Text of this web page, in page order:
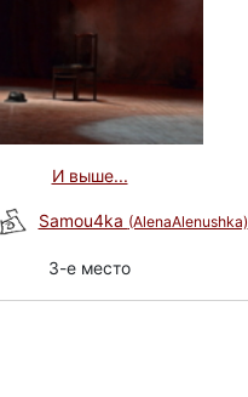
И выше...
Samou4ka (AlenaAlenushka)
3-e место